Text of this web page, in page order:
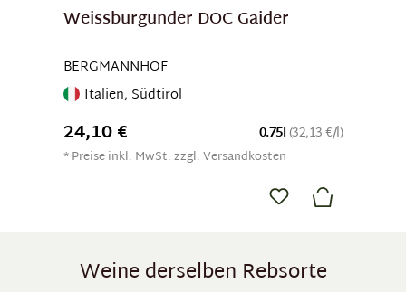
Weissburgunder DOC Gaider
BERGMANNHOF
Italien, Südtirol
0.75l (32,13 €/l)
24,10 €
* Preise inkl. MwSt. zzgl. Versandkosten
Weine derselben Rebsorte